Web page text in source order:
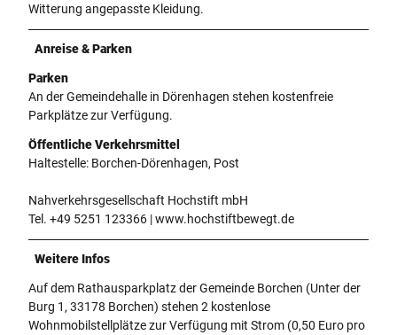
Witterung angepasste Kleidung.
Anreise & Parken
Parken
An der Gemeindehalle in Dörenhagen stehen kostenfreie
Parkplätze zur Verfügung.
Öffentliche Verkehrsmittel
Haltestelle: Borchen-Dörenhagen, Post
Nahverkehrsgesellschaft Hochstift mbH
Tel. +49 5251 123366 | www.hochstiftbewegt.de
Weitere Infos
Auf dem Rathausparkplatz der Gemeinde Borchen (Unter der
Burg 1, 33178 Borchen) stehen 2 kostenlose
Wohnmobilstellplätze zur Verfügung mit Strom (0,50 Euro pro